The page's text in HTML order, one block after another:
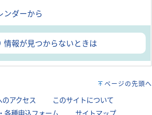
ンダーから
情報が見つからないときは
ページの先頭へ
アクセス このサイトについて